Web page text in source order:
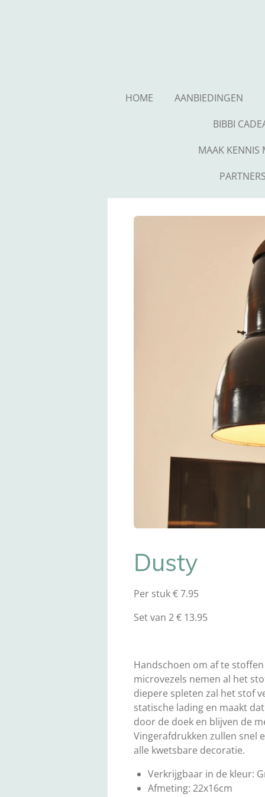
HOME AANBIEDINGEN
BIBBI
MAAK KENNIS
Dusty
Per stuk € 7.95
Set van 2€ 13.95
Handschoen om af te
microvezels nemen al het
diepere spleten zal het stof
statische lading en maakt
door de doek en blijven de
Vingerafdrukken zullen snel
alle kwetsbare decoratie.
Verkrijgbaar in de kleur:
Afmeting: 22x16cm